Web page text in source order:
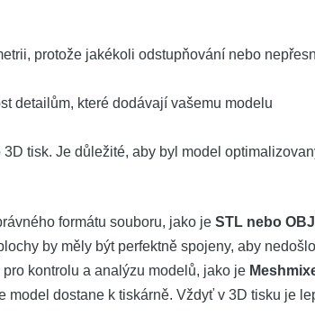
protože jakékoli odstupňování nebo
detailům, které dodávají vašemu modelu
tisk. Je důležité, aby byl model
formátu souboru, jako je STL nebo OBJ
by měly být perfektně spojeny, aby
kontrolu a analýzu modelů, jako je
model dostane k tiskárně. Vždyť v 3D tisku je